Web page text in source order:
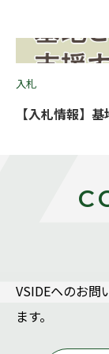
入札
【入札情報】
VSIDEヘのお問
ます。